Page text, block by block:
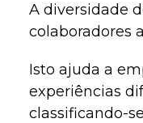
A diversidade
colaboradores
Isto ajuda a
experiências
classificando-